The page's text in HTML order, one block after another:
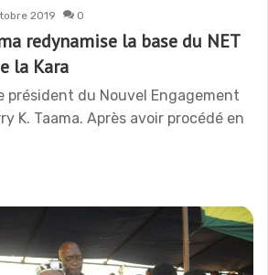
2019 0
redynamise la base du NET
la Kara
président du Nouvel Engagement
K. Taama. Après avoir procédé en